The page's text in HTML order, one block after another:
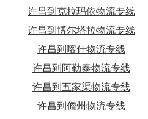
许昌到克拉玛依物流专线
许昌到博尔塔拉物流专线
许昌到喀什物流专线
许昌到阿勒泰物流专线
许昌到五家渠物流专线
许昌到儋州物流专线